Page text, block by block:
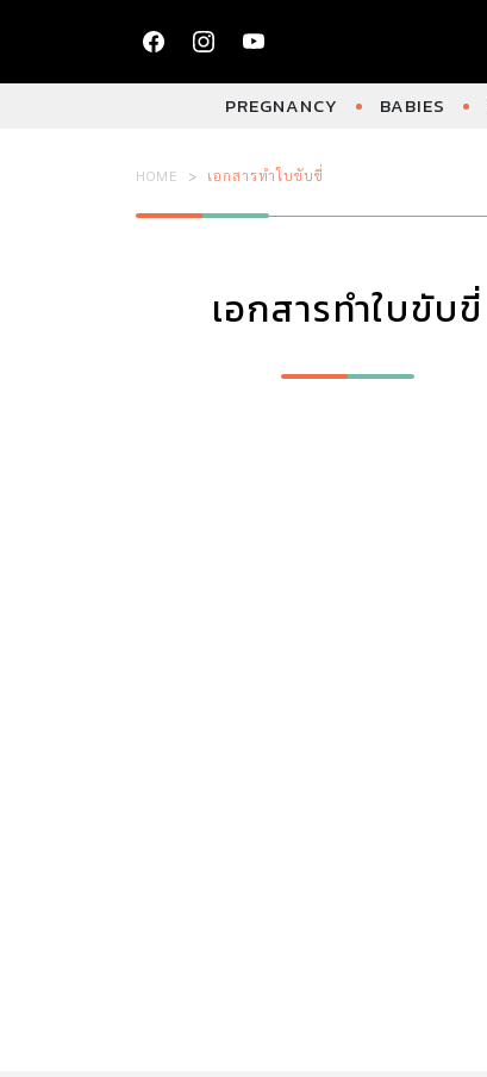
PREGNANCY BABIES
HOME เอกสารทำใบขับขี่
เอกสารทำใบขับขี่